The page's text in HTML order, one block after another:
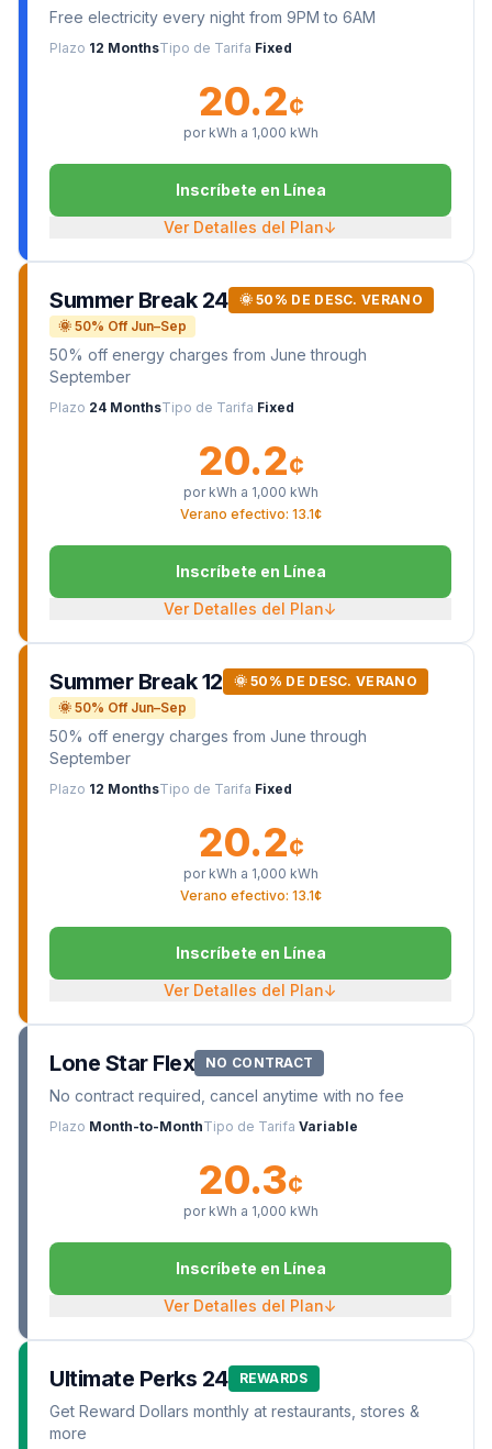
Free electricity every night from 9PM to 6AM
Plazo 12 MonthsTipo de Tarifa Fixed
20.2¢
por kWh a 1,000 kWh
Inscríbete en Línea
Ver Detalles del Plan↓
Summer Break 24
🌞 50% DE DESC. VERANO
🌞 50% Off Jun–Sep
50% off energy charges from June through
September
Plazo 24 MonthsTipo de Tarifa Fixed
20.2¢
por kWh a 1,000 kWh
Verano efectivo: 13.1¢
Inscríbete en Línea
Ver Detalles del Plan↓
Summer Break 12
🌞 50% DE DESC. VERANO
🌞 50% Off Jun–Sep
50% off energy charges from June through
September
Plazo 12 MonthsTipo de Tarifa Fixed
20.2¢
por kWh a 1,000 kWh
Verano efectivo: 13.1¢
Inscríbete en Línea
Ver Detalles del Plan↓
Lone Star Flex NO CONTRACT
No contract required, cancel anytime with no fee
Plazo Month-to-MonthTipo de Tarifa Variable
20.3¢
por kWh a 1,000 kWh
Inscríbete en Línea
Ver Detalles del Plan↓
Ultimate Perks 24 REWARDS
Get Reward Dollars monthly at restaurants, stores &
more